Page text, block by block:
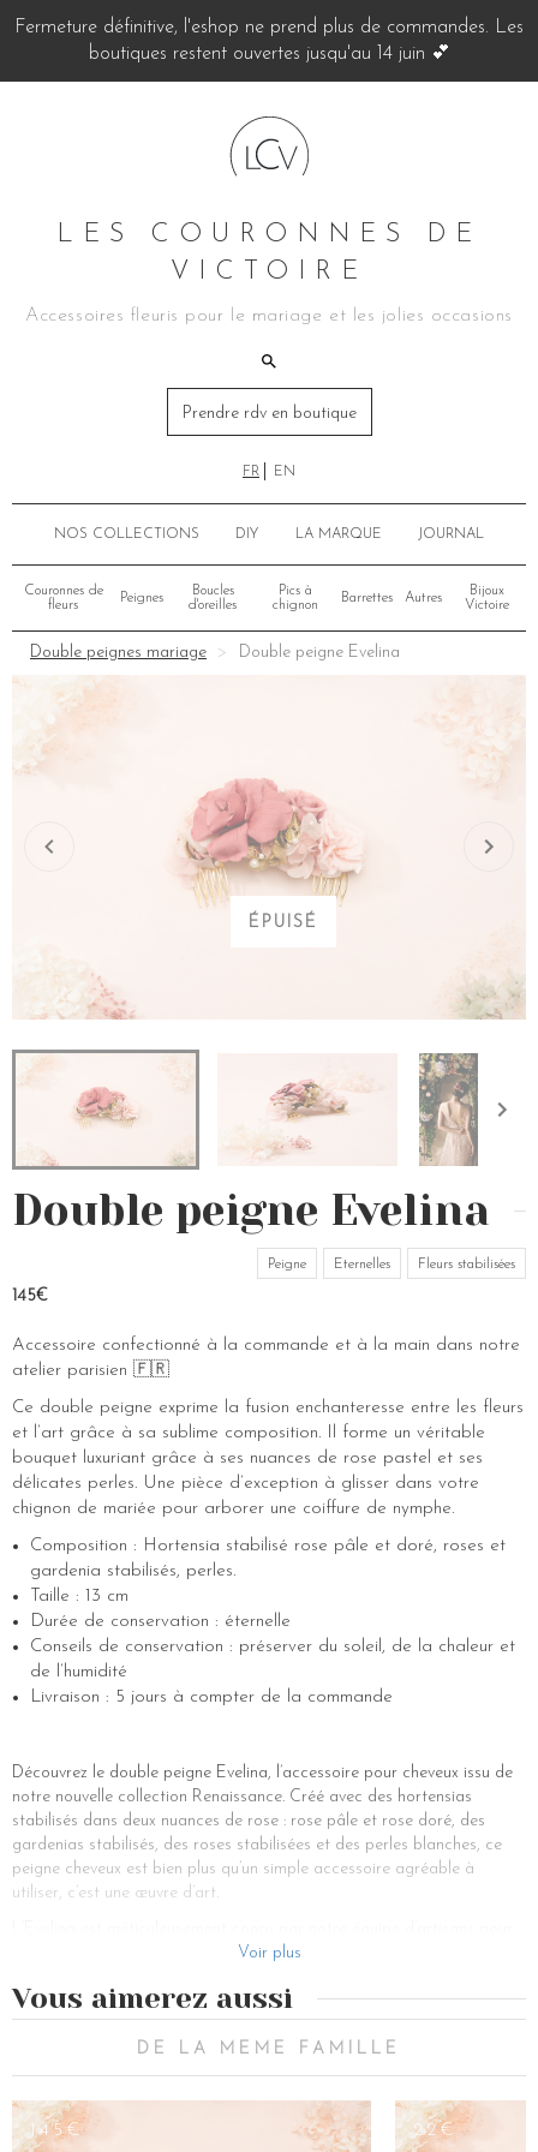
Fermeture définitive, l'eshop ne prend plus de commandes. Les
boutiques restent ouvertes jusqu'au 14 juin 💕
LES COURONNES DE
VICTOIRE
Accessoires fleuris pour le mariage et les jolies occasions
Prendre rdv en boutique
FR EN
NOS COLLECTIONS DIY LA MARQUE JOURNAL
Couronnes de
fleurs
Peignes
Boucles
d'oreilles
Pics à
chignon
Barrettes Autres
Bijoux
Victoire
Double peignes mariage Double peigne Evelina
ÉPUISÉ
Double peigne Evelina
Peigne Eternelles Fleurs stabilisées
145€
Accessoire confectionné à la commande et à la main dans notre
atelier parisien 🇫🇷
Ce double peigne exprime la fusion enchanteresse entre les fleurs
et l’art grâce à sa sublime composition. Il forme un véritable
bouquet luxuriant grâce à ses nuances de rose pastel et ses
délicates perles. Une pièce d’exception à glisser dans votre
chignon de mariée pour arborer une coiffure de nymphe.
Composition : Hortensia stabilisé rose pâle et doré, roses et
gardenia stabilisés, perles.
Taille : 13 cm
Durée de conservation : éternelle
Conseils de conservation : préserver du soleil, de la chaleur et
de l’humidité
Livraison : 5 jours à compter de la commande
Découvrez le double peigne Evelina, l’accessoire pour cheveux issu de
notre nouvelle collection Renaissance. Créé avec des hortensias
stabilisés dans deux nuances de rose : rose pâle et rose doré, des
gardenias stabilisés, des roses stabilisées et des perles blanches, ce
peigne cheveux est bien plus qu’un simple accessoire agréable à
utiliser, c’est une œuvre d’art.
sublimer votre coiffure, ajouter une élégance très douce à votre
brillance naturelle, tandis que les perles d’eau douce ajoutent une
sophistication intemporelle à votre style. La combinaison du rose pâle
et du rose doré crée une esthétique captivante, parfaite pour tous
types de cheveux, que ce soient les cheveux épais, les cheveux fins, les
cheveux bouclés, les cheveux courts, les cheveux longs, les cheveux
frisés, etc. Les dents du peigne sont idéales pour démêler les cheveux
et ajouter une touche de glamour à votre coiffage quotidien.
Voir plus
Vous aimerez aussi
DE LA MEME FAMILLE
145€ 22€